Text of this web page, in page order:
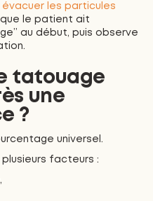
les particules
le patient ait
au début, puis observe
tatouage
une
?
universel.
facteurs :